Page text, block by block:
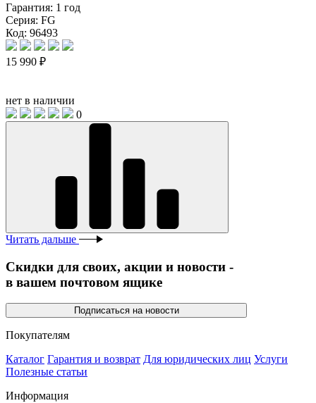
Гарантия: 1 год
Серия: FG
Код: 96493
15 990 ₽
нет в наличии
0
Читать дальше
Скидки для своих, акции и новости -
в вашем почтовом ящике
Подписаться на новости
Покупателям
Каталог Гарантия и возврат Для юридических лиц Услуги
Полезные статьи
Информация